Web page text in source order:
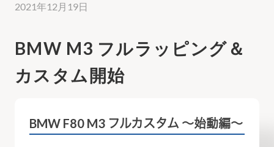
2021年12月19日
BMW M3 フルラッピング＆
カスタム開始
BMW F80 M3 フルカスタム ～始動編～